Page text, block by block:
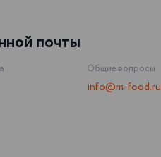
почты
Общие вопросы
info@m-food.ru